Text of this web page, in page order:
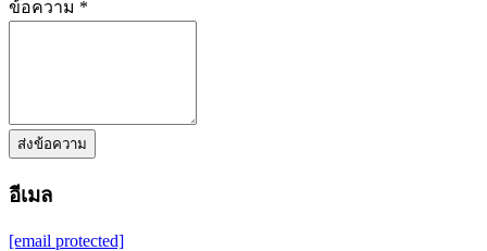
ข้อความ *
ส่งข้อความ
อีเมล
[email protected]